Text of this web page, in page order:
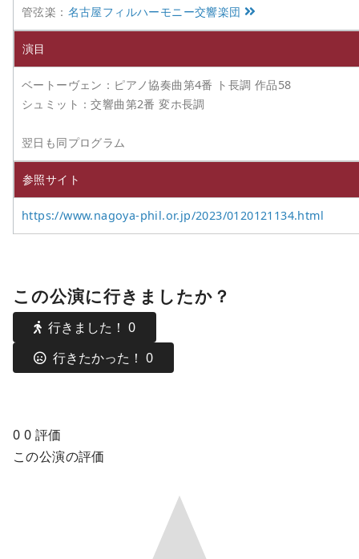
管弦楽： 名古屋フィルハーモニー交響楽団
演目
ベートーヴェン：ピアノ協奏曲第4番 ト長調 作品58
シュミット：交響曲第2番 変ホ長調
翌日も同プログラム
参照サイト
https://www.nagoya-phil.or.jp/2023/0120121134.html
この公演に行きましたか？
行きました！ 0
行きたかった！ 0
0 0 評価
この公演の評価